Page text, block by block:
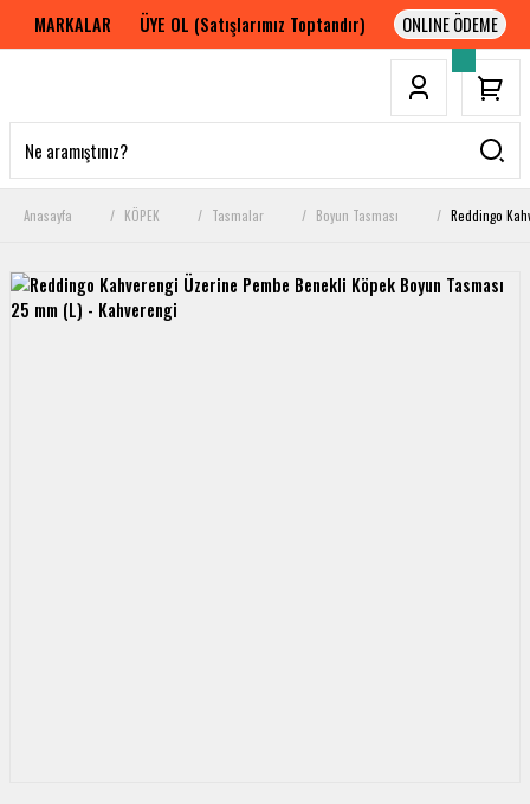
MARKALAR ÜYE OL (Satışlarımız Toptandır)
Anasayfa KÖPEK Tasmalar Boyun Tasması Reddingo